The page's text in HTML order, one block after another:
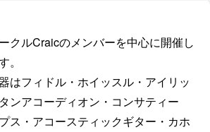
クルCraicのメンバーを中心に開催し
。
はフィドル・ホイッスル・アイリッ
ンアコーディオン・コンサティー
ス・アコースティックギター・カホ